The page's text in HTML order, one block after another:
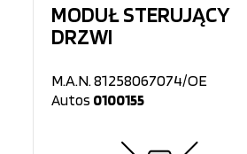
MODUŁ STERUJĄCY
DRZWI
M.A.N. 81258067074/OE
Autos 0100155